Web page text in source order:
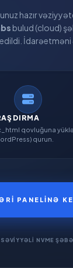
hazır
bulud (cloud)
İdarəetməni
qovluğuna
qurun.
PANELINƏ
SƏVIYYƏLI NVME